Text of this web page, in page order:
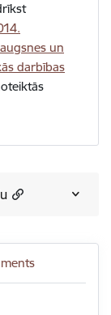
un
darbības